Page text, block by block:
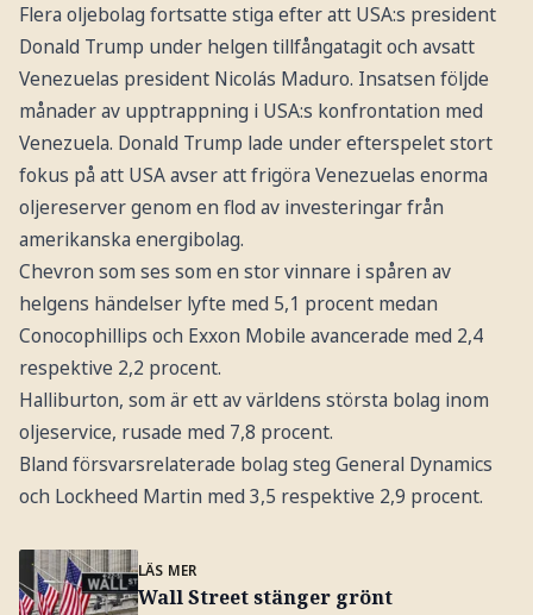
Flera oljebolag fortsatte stiga efter att USA:s president
Donald Trump under helgen tillfångatagit och avsatt
Venezuelas president Nicolás Maduro. Insatsen följde
månader av upptrappning i USA:s konfrontation med
Venezuela. Donald Trump lade under efterspelet stort
fokus på att USA avser att frigöra Venezuelas enorma
oljereserver genom en flod av investeringar från
amerikanska energibolag.
Chevron som ses som en stor vinnare i spåren av
helgens händelser lyfte med 5,1 procent medan
Conocophillips och Exxon Mobile avancerade med 2,4
respektive 2,2 procent.
Halliburton, som är ett av världens största bolag inom
oljeservice, rusade med 7,8 procent.
Bland försvarsrelaterade bolag steg General Dynamics
och Lockheed Martin med 3,5 respektive 2,9 procent.
LÄS MER
Wall Street stänger grönt